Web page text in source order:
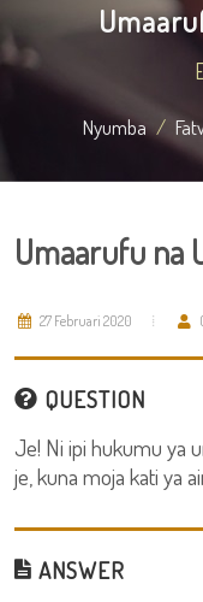
Nyumba
Umaarufu na
27 Februari 2020
QUESTION
Je! Ni ipi hukumu ya
je, kuna moja kati ya
ANSWER